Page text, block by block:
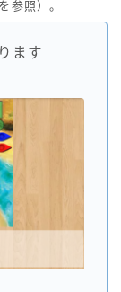
参照）。
ます